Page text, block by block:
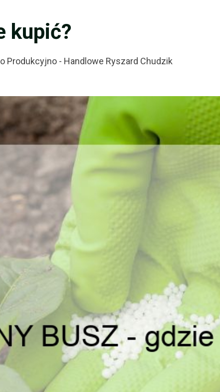
kupić?
Produkcyjno - Handlowe Ryszard Chudzik